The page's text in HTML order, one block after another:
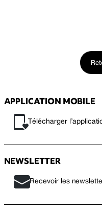
APPLICATION MOBILE
Télécharger
NEWSLETTER
Recevoir les